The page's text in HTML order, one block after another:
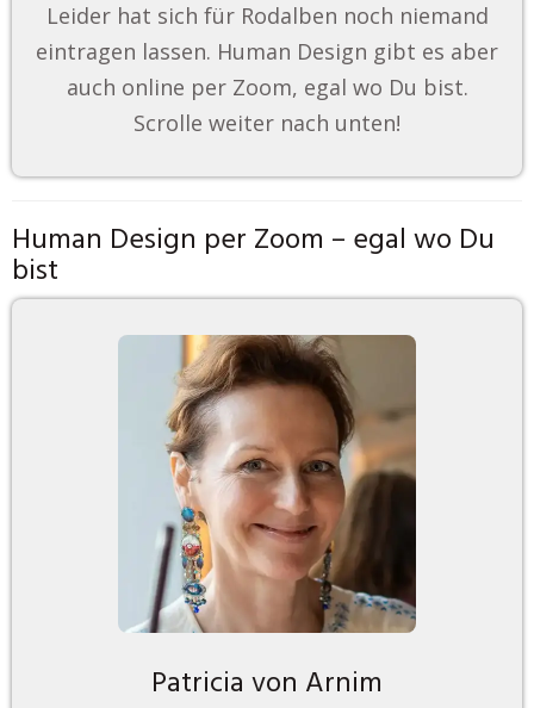
Leider hat sich für Rodalben noch niemand
eintragen lassen. Human Design gibt es aber
auch online per Zoom, egal wo Du bist.
Scrolle weiter nach unten!
Human Design per Zoom – egal wo Du
bist
Patricia von Arnim